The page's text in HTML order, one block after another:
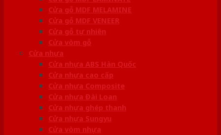
Cửa gỗ MDF MELAMINE
Cửa gỗ MDF VENEER
Cửa gỗ tự nhiên
Cửa vòm gỗ
Cửa nhựa
Cửa nhựa ABS Hàn Quốc
Cửa nhựa cao cấp
Cửa nhựa Composite
Cửa nhựa Đài Loan
Cửa nhựa ghép thanh
Cửa nhựa Sungyu
Cửa vòm nhựa